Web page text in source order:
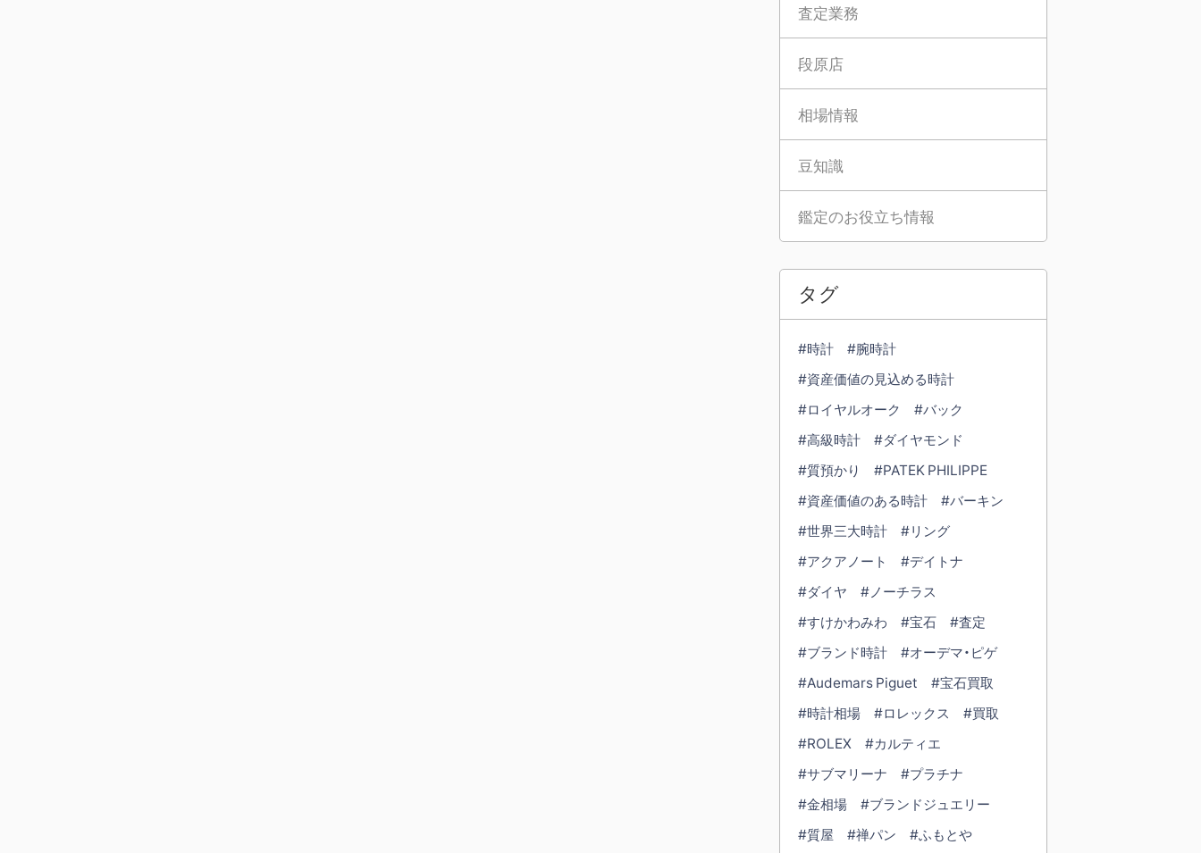
査定業務
段原店
相場情報
豆知識
鑑定のお役立ち情報
タグ
#時計
#腕時計
#資産価値の見込める時計
#ロイヤルオーク
#バック
#高級時計
#ダイヤモンド
#質預かり
#PATEK PHILIPPE
#資産価値のある時計
#バーキン
#世界三大時計
#リング
#アクアノート
#デイトナ
#ダイヤ
#ノーチラス
#すけかわみわ
#宝石
#査定
#ブランド時計
#オーデマ・ピゲ
#Audemars Piguet
#宝石買取
#時計相場
#ロレックス
#買取
#ROLEX
#カルティエ
#サブマリーナ
#プラチナ
#金相場
#ブランドジュエリー
#質屋
#禅パン
#ふもとや